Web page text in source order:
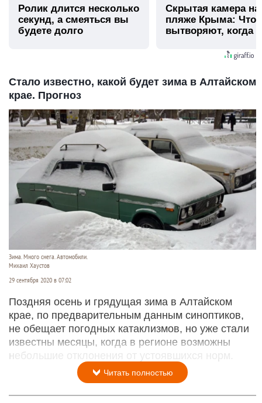
Ролик длится несколько
секунд, а смеяться вы
будете долго
Скрытая камера на
пляже Крыма: Что
вытворяют, когда
Стало известно, какой будет зима в Алтайском
крае. Прогноз
Зима. Много снега. Автомобили.
Михаил Хаустов
29 сентября 2020 в 07:02
Поздняя осень и грядущая зима в Алтайском
крае, по предварительным данным синоптиков,
не обещает погодных катаклизмов, но уже стали
известны месяцы, когда в регионе возможны
небольшие отклонения от устоявшихся норм.
Читать полностью